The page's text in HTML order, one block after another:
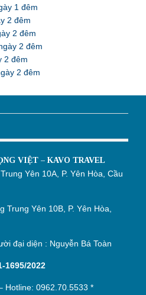
1 đêm
2 đêm
2 đêm
2 đêm
2 đêm
2 đêm
VIỆT – KAVO TRAVEL
Yên 10A, P. Yên Hòa, Cầu
Trung Yên 10B, P. Yên Hòa,
đại diện : Nguyễn Bá Toàn
1695/2022
Hotline:0962.70.5533 *